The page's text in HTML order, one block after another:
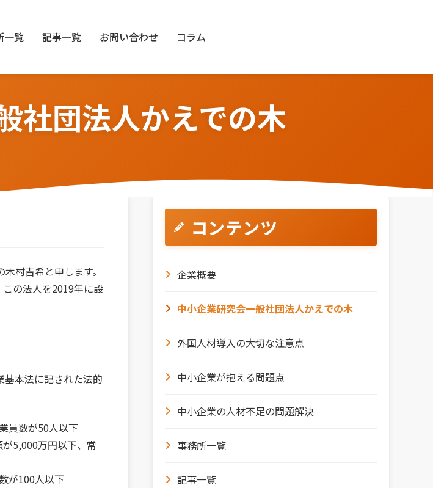
一覧 記事一覧 お問い合わせ コラム
社団法人かえでの木
村吉希と申します。
の法人を2019年に設
基本法に記された法的
員数が50人以下
5,000万円以下、常
が100人以下
コンテンツ
企業概要
中小企業研究会一般社団法人かえでの木
外国人材導入の大切な注意点
中小企業が抱える問題点
中小企業の人材不足の問題解決
事務所一覧
記事一覧